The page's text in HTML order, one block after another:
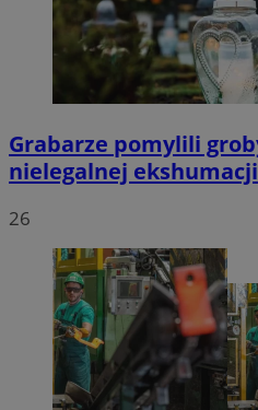
Grabarze pomylili
nielegalnej ekshumacji
26